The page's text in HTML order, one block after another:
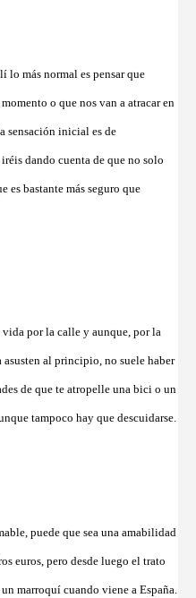
lo más normal es pensar que
o que nos van a atracar en
sensación inicial es de
dando cuenta de que no solo
es bastante más seguro que
vida por la calle y aunque, por la
al principio, no suele haber
de que te atropelle una bici o un
tampoco hay que descuidarse.
puede que sea una amabilidad
euros, pero desde luego el trato
marroquí cuando viene a España.